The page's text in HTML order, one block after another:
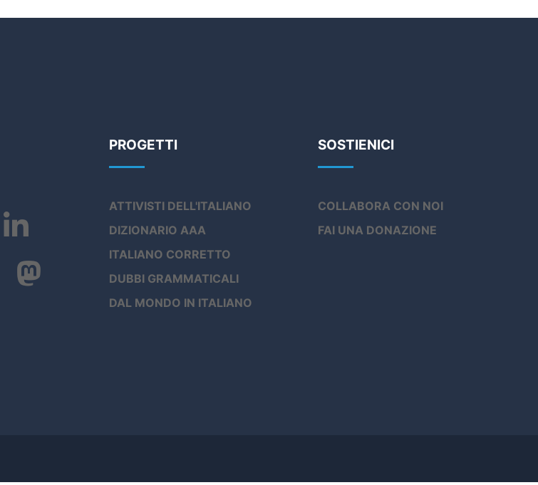
PROGETTI
ATTIVISTI DELL'ITALIANO
DIZIONARIO AAA
ITALIANO CORRETTO
DUBBI GRAMMATICALI
DAL MONDO IN ITALIANO
SOSTIENICI
COLLABORA CON NOI
FAI UNA DONAZIONE